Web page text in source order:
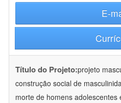
E-
Título do Projeto:projeto
construção social de
morte de homens adolescentes